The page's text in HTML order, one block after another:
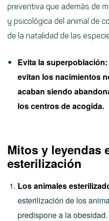
preventiva que además de
y psicológica del animal de
de la natalidad de las
Evita la
evitan los nacimientos
acaban siendo
los centros de acogida.
Mitos y leyendas
esterilización
Los animales
esterilización de los
predispone a la